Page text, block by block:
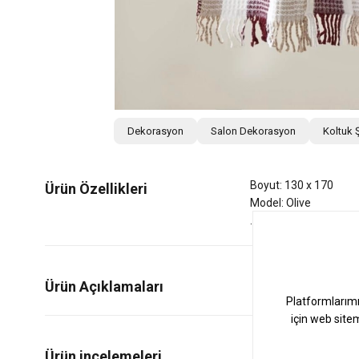
Dekorasyon Salon Dekorasyon Koltuk
Ürün Özellikleri
Boyut: 130 x 170
Model: Olive
Ürün Açıklamaları